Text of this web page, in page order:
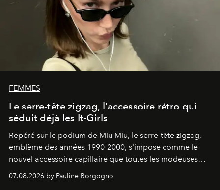
FEMMES
Le serre-tête zigzag, l'accessoire rétro qui
séduit déjà les It-Girls
Repéré sur le podium de Miu Miu, le serre-tête zigzag,
emblème des années 1990-2000, s'impose comme le
nouvel accessoire capillaire que toutes les modeuses
07.08.2026 by Pauline Borgogno